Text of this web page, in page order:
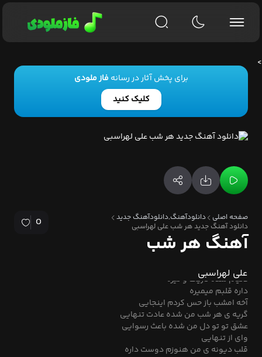
برای پخش آثار در رسانهفاز ملودی
کلیک کنید
صفحه اصلی
دانلودآهنگ,دانلودآهنگ جدید
دانلود آهنگ جدید هر شب علی لهراسبی
0
آهنگ هر شب
علی لهراسبی
هرشب دل من کارش اینه
جلو عکسات می شینه
میدونم راهی نیست غیر از تنهایی
دنیام شده تاریک و تیره
داره قلبم میمیره
آخه امشب باز حس کردم اینجایی
گریه ی هر شب من شده عادت تنهایی
عشق تو تو دل من شده باعث رسوایی
وای از تنهایی
قلب دیونه ی من هنوزم دوست داره
>